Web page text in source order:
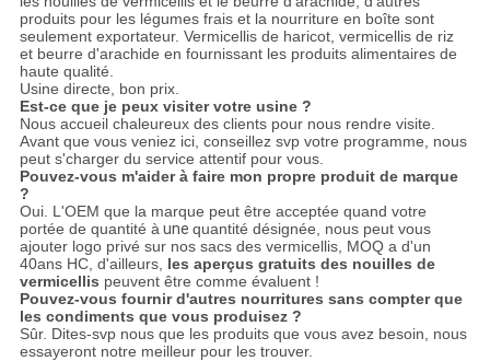
produits pour les légumes frais et la nourriture en boîte sont
seulement exportateur. Vermicellis de haricot, vermicellis de riz
et beurre d'arachide en fournissant les produits alimentaires de
haute qualité.
Usine directe, bon prix.
Est-ce que je peux visiter votre usine ?
Nous accueil chaleureux des clients pour nous rendre visite.
Avant que vous veniez ici, conseillez svp votre programme, nous
peut s'charger du service attentif pour vous.
Pouvez-vous m'aider à faire mon propre produit de marque
?
Oui. L'OEM que la marque peut être acceptée quand votre
portée de quantité à une quantité désignée, nous peut vous
ajouter logo privé sur nos sacs des vermicellis, MOQ a d'un
40ans HC, d'ailleurs, les aperçus gratuits des nouilles de
vermicellis peuvent être comme évaluent !
Pouvez-vous fournir d'autres nourritures sans compter que
les condiments que vous produisez ?
Sûr. Dites-svp nous que les produits que vous avez besoin, nous
essayeront notre meilleur pour les trouver.